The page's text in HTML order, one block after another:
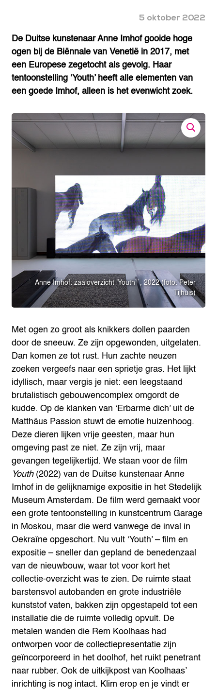
5 oktober 2022
De Duitse kunstenaar Anne Imhof gooide hoge
ogen bij de Biënnale van Venetië in 2017, met
een Europese zegetocht als gevolg. Haar
tentoonstelling ‘Youth’ heeft alle elementen van
een goede Imhof, alleen is het evenwicht zoek.
Anne Imhof: zaaloverzicht 'Youth``, 2022 (foto: Peter
Tijhuis)
Met ogen zo groot als knikkers dollen paarden
door de sneeuw. Ze zijn opgewonden, uitgelaten.
Dan komen ze tot rust. Hun zachte neuzen
zoeken vergeefs naar een sprietje gras. Het lijkt
idyllisch, maar vergis je niet: een leegstaand
brutalistisch gebouwencomplex omgordt de
kudde. Op de klanken van ‘Erbarme dich’ uit de
Matthäus Passion stuwt de emotie huizenhoog.
Deze dieren lijken vrije geesten, maar hun
omgeving past ze niet. Ze zijn vrij, maar
gevangen tegelijkertijd. We staan voor de film
Youth(2022) van de Duitse kunstenaar Anne
Imhof in de gelijknamige expositie in het Stedelijk
Museum Amsterdam. De film werd gemaakt voor
een grote tentoonstelling in kunstcentrum Garage
in Moskou, maar die werd vanwege de inval in
Oekraïne opgeschort. Nu vult ‘Youth’ – film en
expositie – sneller dan gepland de benedenzaal
van de nieuwbouw, waar tot voor kort het
collectie-overzicht was te zien. De ruimte staat
barstensvol autobanden en grote industriële
kunststof vaten, bakken zijn opgestapeld tot een
installatie die de ruimte volledig opvult. De
metalen wanden die Rem Koolhaas had
ontworpen voor de collectiepresentatie zijn
geïncorporeerd in het doolhof, het ruikt penetrant
naar rubber. Ook de uitkijkpost van Koolhaas’
inrichting is nog intact. Klim erop en je vindt er